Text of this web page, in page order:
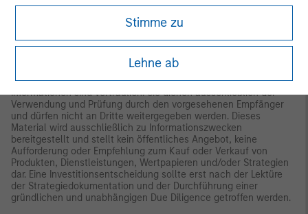
Stimme zu
Lehne ab
BUNDESBEHÖRDE VERSICHERT | KEINE EINLAGE
Lateinamerika (Brasilien, Chile, Kolumbien, Mexiko, Peru und
Dieses Material ist nur zur Verwendung mit einem institutionellen
oder qualifizierten Anleger bestimmt. Alle hierin enthaltenen
Informationen sind vertraulich. Sie dienen ausschließlich der
Verwendung und Prüfung durch den vorgesehenen Empfänger
und dürfen nicht an Dritte weitergegeben werden. Dieses
Material wird ausschließlich zu Informationszwecken
bereitgestellt und stellt kein öffentliches Angebot, keine
Aufforderung oder Empfehlung zum Kauf oder Verkauf von
Produkten, Dienstleistungen, Wertpapieren und/oder Strategien
dar. Eine Investitionsentscheidung sollte erst nach der Lektüre
der Strategiedokumentation und der Durchführung einer
gründlichen und unabhängigen Due Diligence getroffen werden.